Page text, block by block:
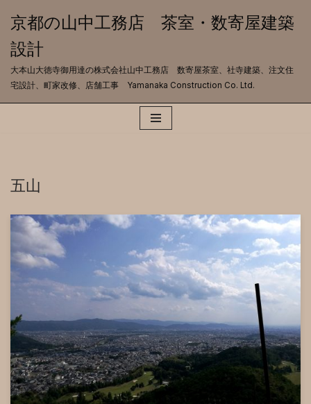
ン
テ
ン
京都の山中工務店 茶室・数寄屋建築
設計
大本山大徳寺御用達の株式会社山中工務店 数寄屋茶室、社寺建築、注文住
宅設計、町家改修、店舗工事 Yamanaka Construction Co. Ltd.
五山